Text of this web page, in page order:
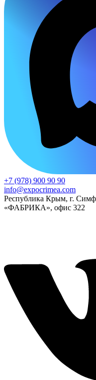
+7 (978) 900 90 90
info@expocrimea.com
Республика Крым, г.
«ФАБРИКА», офис 322